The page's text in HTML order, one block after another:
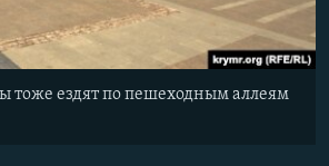
тоже ездят по пешеходным аллеям